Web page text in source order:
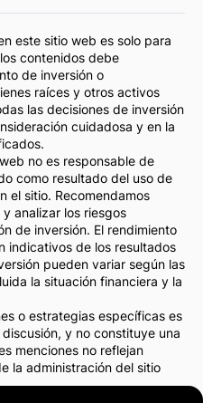
este sitio web es solo para
contenidos debe
de inversión o
raíces y otros activos
las decisiones de inversión
cuidadosa y en la
no es responsable de
como resultado del uso de
el sitio. Recomendamos
analizar los riesgos
de inversión. El rendimiento
indicativos de los resultados
pueden variar según las
la situación financiera y la
o estrategias específicas es
y no constituye una
menciones no reflejan
la administración del sitio